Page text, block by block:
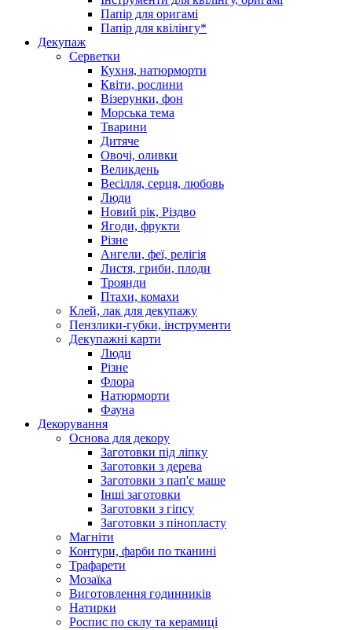
Папір для оригамі
Папір для квілінгу*
Декупаж
Серветки
Кухня, натюрморти
Квіти, рослини
Візерунки, фон
Морська тема
Тварини
Дитяче
Овочі, оливки
Великдень
Весілля, серця, любовь
Люди
Новий рік, Різдво
Ягоди, фрукти
Різне
Ангели, феї, релігія
Листя, гриби, плоди
Троянди
Птахи, комахи
Клей, лак для декупажу
Пензлики-губки, інструменти
Декупажні карти
Люди
Різне
Флора
Натюрморти
Фауна
Декорування
Основа для декору
Заготовки під ліпку
Заготовки з дерева
Заготовки з пап'є маше
Інші заготовки
Заготовки з гіпсу
Заготовки з пінопласту
Магніти
Контури, фарби по тканині
Трафарети
Мозаїка
Виготовлення годинників
Натирки
Роспис по склу та керамиці